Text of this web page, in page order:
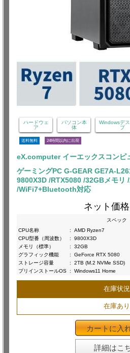
ハードウェ
ア
パソコン本
体
Windowsデ
プ
送料無料 24時間以内に出荷
eX.computer イーエックスコンピ
ゲーミングPC G-GEAR GE7A-
9800X3D /RTX5080 /32GBメモリ
/WiFi7+Bluetooth対応
ネット価格
スペック
CPU名称
:
AMD Ryzen7
CPU型番（周波数）
:
9800X3D
メモリ（標準）
:
32GB
グラフィック機能
:
GeForce RTX 5080
ストレージ容量
:
2TB (M.2 NVMe SSD)
プリインストールOS : Windows11 Home
在庫状況
在庫あり
カートに入
詳細はこ